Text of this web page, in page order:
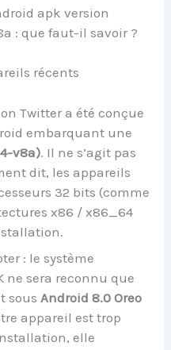
apk version
: que faut-il savoir ?
récents
Twitter a été conçue
embarquant une
v8a). Il ne s’agit pas
dit, les appareils
32 bits (comme
x86 / x86_64
: le système
ne sera reconnu que
sousAndroid 8.0 Oreo
appareil est trop
elle